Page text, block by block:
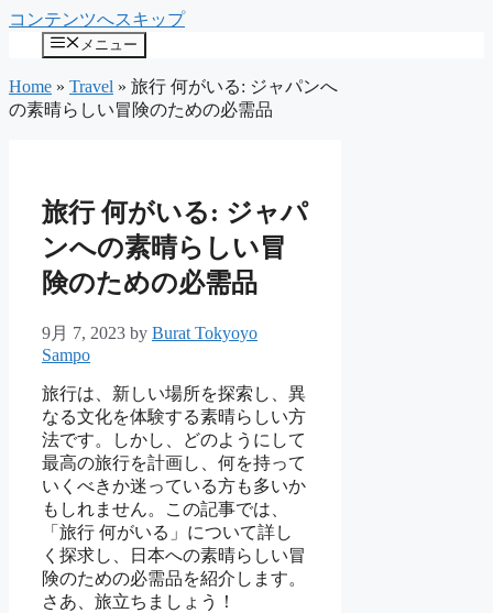
コンテンツへスキップ
メニュー
Home » Travel » 旅行 何がいる: ジャパンへ
の素晴らしい冒険のための必需品
旅行 何がいる: ジャパ
ンへの素晴らしい冒
険のための必需品
9月 7, 2023 by Burat Tokyoyo
Sampo
旅行は、新しい場所を探索し、異
なる文化を体験する素晴らしい方
法です。しかし、どのようにして
最高の旅行を計画し、何を持って
いくべきか迷っている方も多いか
もしれません。この記事では、
「旅行 何がいる」について詳し
く探求し、日本への素晴らしい冒
険のための必需品を紹介します。
さあ、旅立ちましょう！